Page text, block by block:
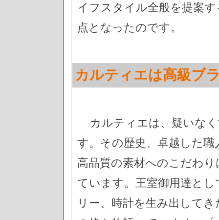
イフスタイル全般を提案
点となったのです。
カルティエは高級ブ
カルティエは、疑いな
す。その歴史、卓越した
高品質の素材へのこだわ
ています。王室御用達と
リー、時計を生み出して